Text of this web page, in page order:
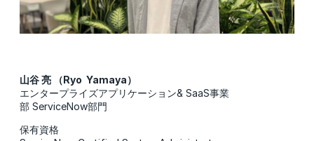
山谷 亮 （Ryo Yamaya）
エンタープライズアプリケーション& SaaS事業
部 ServiceNow部門
保有資格